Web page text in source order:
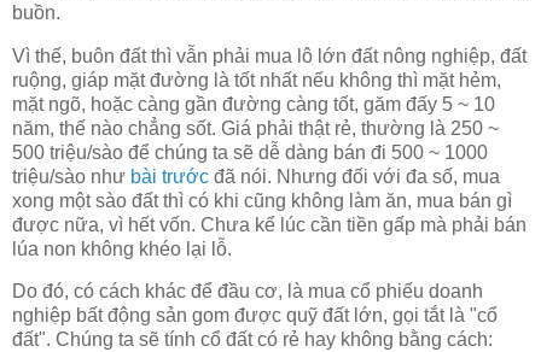
buồn.
Vì thế, buôn đất thì vẫn phải mua lô lớn đất nông nghiệp, đất
ruộng, giáp mặt đường là tốt nhất nếu không thì mặt hẻm,
mặt ngõ, hoặc càng gần đường càng tốt, găm đấy 5 ~ 10
năm, thế nào chẳng sốt. Giá phải thật rẻ, thường là 250 ~
500 triệu/sào để chúng ta sẽ dễ dàng bán đi 500 ~ 1000
triệu/sào như bài trước đã nói. Nhưng đối với đa số, mua
xong một sào đất thì có khi cũng không làm ăn, mua bán gì
được nữa, vì hết vốn. Chưa kể lúc cần tiền gấp mà phải bán
lúa non không khéo lại lỗ.
Do đó, có cách khác để đầu cơ, là mua cổ phiếu doanh
nghiệp bất động sản gom được quỹ đất lớn, gọi tắt là "cổ
đất". Chúng ta sẽ tính cổ đất có rẻ hay không bằng cách: